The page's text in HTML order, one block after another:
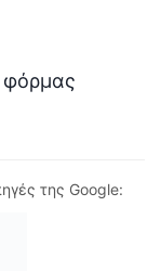
φόρμας
της Google: